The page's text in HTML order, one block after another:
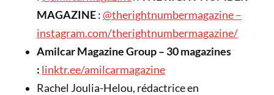
MAGAZINE:@therightnumbermagazine –
instagram.com/therightnumbermagazine/
Amilcar Magazine Group – 30 magazines
: linktr.ee/amilcarmagazine
Rachel Joulia-Helou, rédactrice en